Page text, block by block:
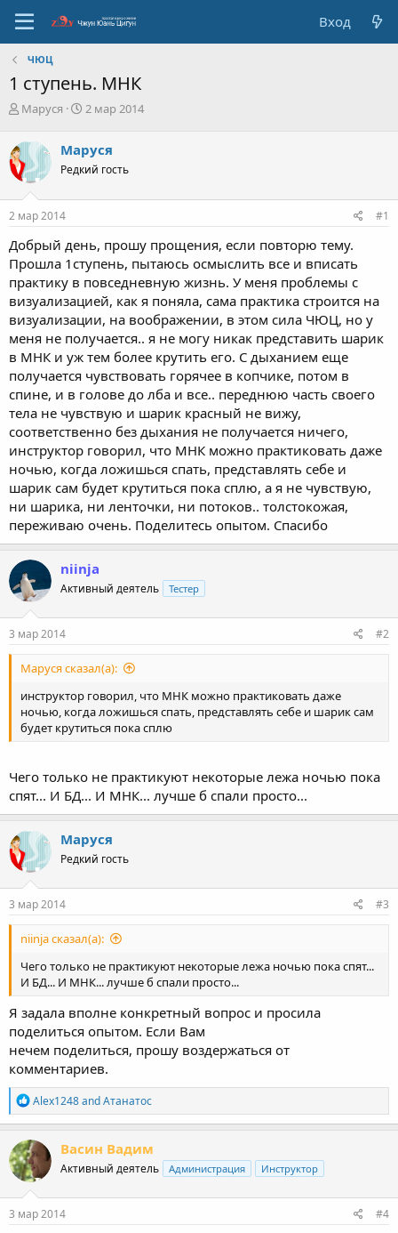
Вход
ЧЮЦ
1 ступень. МНК
А
т
р
е
м
Маруся
Д
а
с
з
н
и
я
2 мар 2014
Маруся
Редкий гость
2 мар 2014 #1
Добрый день, прошу прощения, если повторю тему.
Прошла 1ступень, пытаюсь осмыслить все и вписать
практику в повседневную жизнь. У меня проблемы с
визуализацией, как я поняла, сама практика строится на
визуализации, на воображении, в этом сила ЧЮЦ, но у
меня не получается.. я не могу никак представить шарик
в МНК и уж тем более крутить его. С дыханием еще
получается чувствовать горячее в копчике, потом в
спине, и в голове до лба и все.. переднюю часть своего
тела не чувствую и шарик красный не вижу,
соответственно без дыхания не получается ничего,
инструктор говорил, что МНК можно практиковать даже
ночью, когда ложишься спать, представлять себе и
шарик сам будет крутиться пока сплю, а я не чувствую,
ни шарика, ни ленточки, ни потоков.. толстокожая,
переживаю очень. Поделитесь опытом. Спасибо
niinja
Активный деятель Тестер
3 мар 2014 #2
Маруся сказал(а):
инструктор говорил, что МНК можно практиковать даже
ночью, когда ложишься спать, представлять себе и шарик сам
будет крутиться пока сплю
Чего только не практикуют некоторые лежа ночью пока
спят... И БД... И МНК... лучше б спали просто...
Маруся
Редкий гость
3 мар 2014 #3
niinja сказал(а):
Чего только не практикуют некоторые лежа ночью пока спят...
И БД... И МНК... лучше б спали просто...
Я задала вполне конкретный вопрос и просила
поделиться опытом. Если Вам
нечем поделиться, прошу воздержаться от
комментариев.
R
e
a
c
t
i
o
n
s
Alex1248andАтанатос
Васин Вадим
Активный деятель Администрация Инструктор
3 мар 2014 #4